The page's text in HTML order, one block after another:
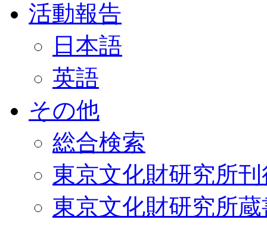
活動報告
日本語
英語
その他
総合検索
東京文化財研究所
東京文化財研究所